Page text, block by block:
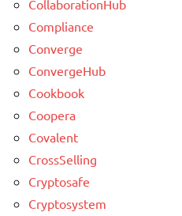
CollaborationHub
Compliance
Converge
ConvergeHub
Cookbook
Coopera
Covalent
CrossSelling
Cryptosafe
Cryptosystem